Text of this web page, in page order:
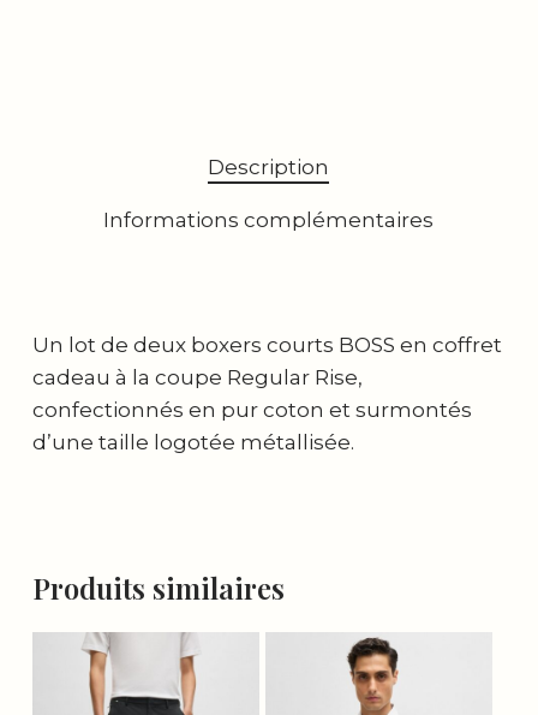
Description
Informations complémentaires
Un lot de deux boxers courts BOSS en coffret
cadeau à la coupe Regular Rise,
confectionnés en pur coton et surmontés
d’une taille logotée métallisée.
Produits similaires